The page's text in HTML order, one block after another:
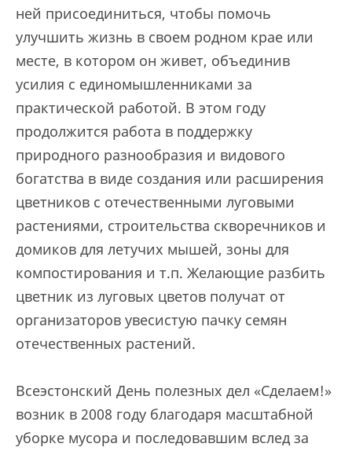
ней присоединиться, чтобы помочь
улучшить жизнь в своем родном крае или
месте, в котором он живет, объединив
усилия с единомышленниками за
практической работой. В этом году
продолжится работа в поддержку
природного разнообразия и видового
богатства в виде создания или расширения
цветников с отечественными луговыми
растениями, строительства скворечников и
домиков для летучих мышей, зоны для
компостирования и т.п. Желающие разбить
цветник из луговых цветов получат от
организаторов увесистую пачку семян
отечественных растений.
Всеэстонский День полезных дел «Сделаем!»
возник в 2008 году благодаря масштабной
уборке мусора и последовавшим вслед за